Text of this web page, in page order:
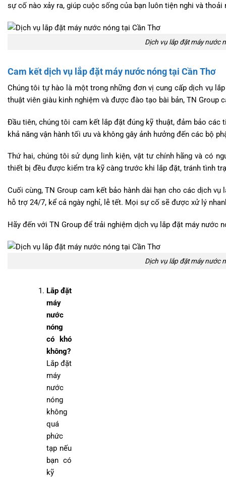
sự cố nào xảy ra, giúp cuộc sống của bạn luôn tiện nghi và thoải
Dịch vụ lắp đặt máy nước
Cam kết dịch vụ lắp đặt máy nước nóng tại Cần Thơ
Chúng tôi tự hào là một trong những đơn vị cung cấp dịch vụ
thuật viên giàu kinh nghiệm và được đào tạo bài bản, TN Group
Đầu tiên, chúng tôi cam kết lắp đặt đúng kỹ thuật, đảm bảo các
khả năng vận hành tối ưu và không gây ảnh hưởng đến các bộ
Thứ hai, chúng tôi sử dụng linh kiện, vật tư chính hãng và có
thiết bị đều được kiểm tra kỹ càng trước khi lắp đặt, tránh tình
Cuối cùng, TN Group cam kết bảo hành dài hạn cho các dịch
hỗ trợ 24/7, kể cả ngày nghỉ, lễ tết. Mọi sự cố sẽ được xử lý
Hãy đến với TN Group để trải nghiệm dịch vụ lắp đặt máy nước
Dịch vụ lắp đặt máy nước
Lắp đặt
máy
nước
nóng
có khó
không?
Lắp đặt
máy
nước
nóng
không
quá
phức
tạp nếu
bạn có
kỹ